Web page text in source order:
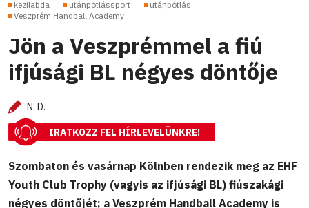
kezilabda utánpótlássport
utánpótlás
Veszprém Handball Academy
Jön a Veszprémmel a fiú
ifjúsági BL négyes döntője
N. D.
IRATKOZZ FEL HÍRLEVELÜNKRE!
Szombaton és vasárnap Kölnben rendezik meg az EHF
Youth Club Trophy (vagyis az ifjúsági BL) fiúszakági
négyes döntőjét; a Veszprém Handball Academy is